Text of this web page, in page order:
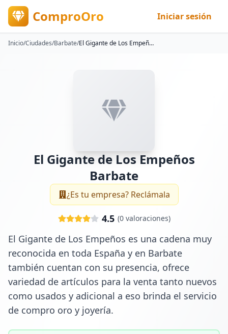
ComproOro Iniciar sesión
Inicio/Ciudades/Barbate/ El Gigante de Los Empeños Barbate
El Gigante de Los Empeños
Barbate
¿Es tu empresa? Reclámala
4.5 (0valoraciones)
El Gigante de Los Empeños es una cadena muy
reconocida en toda España y en Barbate
también cuentan con su presencia, ofrece
variedad de artículos para la venta tanto nuevos
como usados y adicional a eso brinda el servicio
de compro oro y joyería.